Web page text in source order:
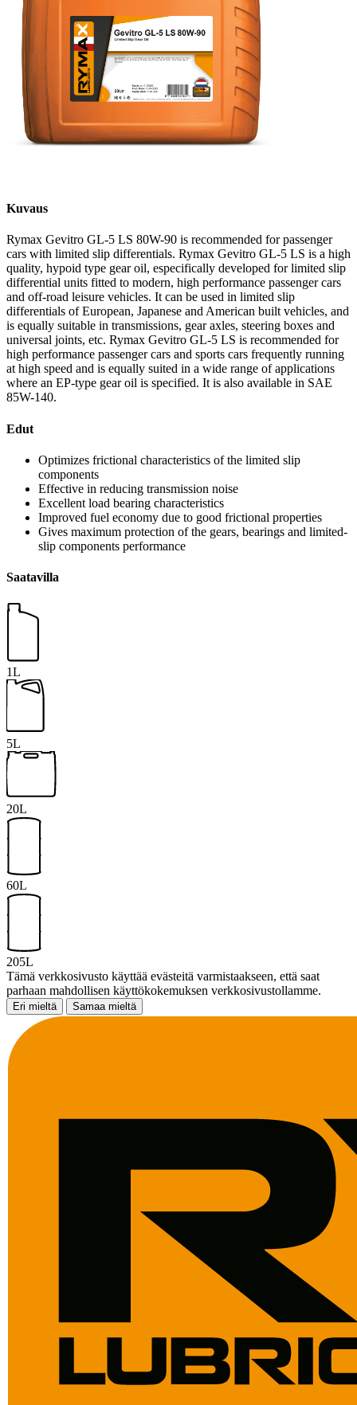
Kuvaus
Rymax Gevitro GL-5 LS 80W-90 is recommended for passenger
cars with limited slip differentials. Rymax Gevitro GL-5 LS is a high
quality, hypoid type gear oil, especifically developed for limited slip
differential units fitted to modern, high performance passenger cars
and off-road leisure vehicles. It can be used in limited slip
differentials of European, Japanese and American built vehicles, and
is equally suitable in transmissions, gear axles, steering boxes and
universal joints, etc. Rymax Gevitro GL-5 LS is recommended for
high performance passenger cars and sports cars frequently running
at high speed and is equally suited in a wide range of applications
where an EP-type gear oil is specified. It is also available in SAE
85W-140.
Edut
Optimizes frictional characteristics of the limited slip
components
Effective in reducing transmission noise
Excellent load bearing characteristics
Improved fuel economy due to good frictional properties
Gives maximum protection of the gears, bearings and limited-
slip components performance
Saatavilla
1L
5L
20L
60L
205L
Tämä verkkosivusto käyttää evästeitä varmistaakseen, että saat
parhaan mahdollisen käyttökokemuksen verkkosivustollamme.
Eri mieltä Samaa mieltä